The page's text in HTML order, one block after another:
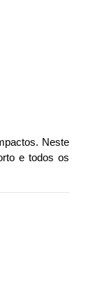
Neste
e todos os